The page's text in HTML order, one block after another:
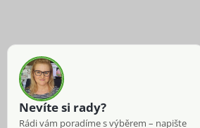
Nevíte si rady?
Rádi vám poradíme s výběrem – napište